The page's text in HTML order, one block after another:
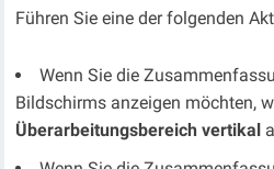
Führen Sie eine der folgenden
Wenn Sie die
Bildschirms anzeigen möchten,
Überarbeitungsbereich vertikal